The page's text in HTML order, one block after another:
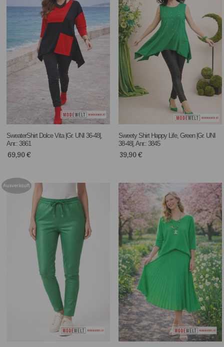
SweaterShirt Dolce Vita |Gr. UNI 36-48|,
Anr.: 3861
69,90€
Sweety Shirt Happy Life, Green |Gr. UNI
38-48|, Anr.: 3845
39,90€
Ausverkauft